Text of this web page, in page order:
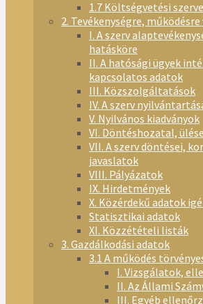
1.7 Költségvetési
2. Tevékenységre,
I. A szerv
hatásköre
II. A hatósági ügyek
kapcsolatos adatok
III. Közszolgáltatások
IV. A szerv
V. Nyilvános kiadványok
VI. Döntéshozatal,
VII. A szerv döntései,
javaslatok
VIII. Pályázatok
IX. Hirdetmények
X. Közérdekű adatok
Statisztikai adatok
XI. Közzétételi listák
3. Gazdálkodási adatok
3.1 A működés
I. Vizsgálatok,
II. Az Állami
III. Egyéb